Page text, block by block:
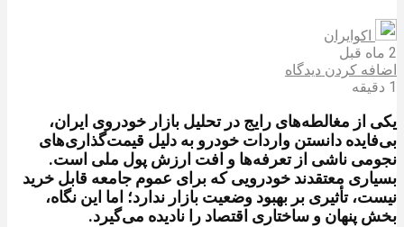
اکوایران
2 ماه قبل
اضافه کردن دیدگاه
1 دقیقه
یکی از مغالطه‌های رایج در تحلیل بازار خودروی ایران،
بی‌فایده دانستن واردات خودرو به دلیل قیمت‌گذاری‌های
نجومی ناشی از تعرفه‌ها و افت ارزش پول ملی است.
بسیاری معتقدند خودرویی که برای عموم جامعه قابل خرید
نیست، تأثیری بر بهبود وضعیت بازار ندارد؛ اما این نگاه،
بخش پنهان و ساختاری اقتصاد را نادیده می‌گیرد.